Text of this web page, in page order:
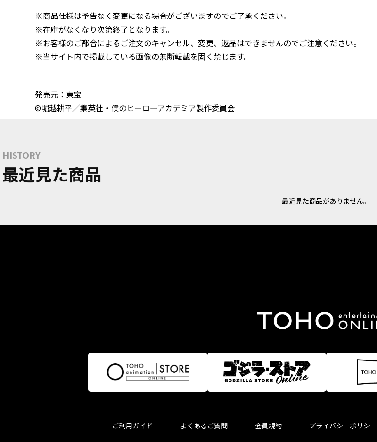
※商品仕様は予告なく変更になる場合がございますのでご了承ください。
※在庫がなくなり次第終了となります。
※お客様のご都合によるご注文のキャンセル、変更、返品はできませんのでご注意ください。
※当サイト内で掲載している画像の無断転載を固く禁じます。
発売元：東宝
©堀越耕平／集英社・僕のヒーローアカデミア製作委員会
HISTORY
最近見た商品
最近見た商品がありません。
ご利用ガイド よくあるご質問 会員規約 プライバシーポリシー